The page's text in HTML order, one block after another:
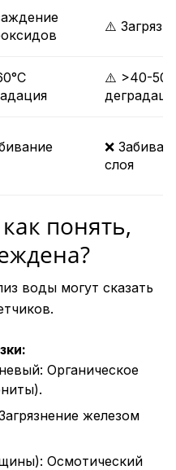
⚠️
⚠️ >40-
❌
слоя
понять,
воды могут сказать
Органическое
железом
Осмотический